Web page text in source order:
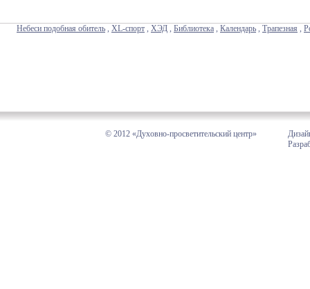
Небеси подобная обитель , XL-спорт , ХЭД , Библиотека , Календарь , Трапезная ,
© 2012 «Духовно-просветительский центр»